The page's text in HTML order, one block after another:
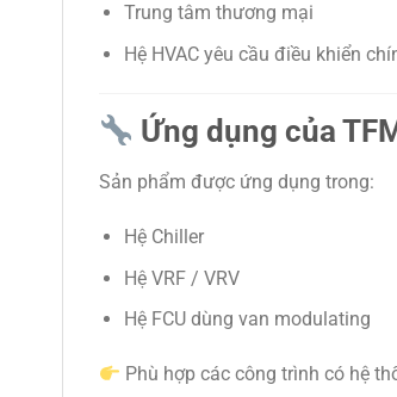
Trung tâm thương mại
Hệ HVAC yêu cầu điều khiển
Ứng dụng của
Sản phẩm được ứng dụng trong:
Hệ Chiller
Hệ VRF/ VRV
Hệ FCU dùng van modulating
Phù hợp các công trình có hệ